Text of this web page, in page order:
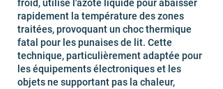
froid, utilise l'azote liquide pour abaisser
rapidement la température des zones
traitées, provoquant un choc thermique
fatal pour les punaises de lit. Cette
technique, particulièrement adaptée pour
les équipements électroniques et les
objets ne supportant pas la chaleur,